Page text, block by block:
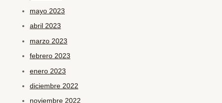
mayo 2023
abril 2023
marzo 2023
febrero 2023
enero 2023
diciembre 2022
noviembre 2022